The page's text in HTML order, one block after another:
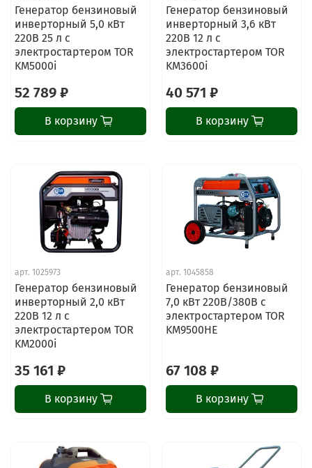
Генератор бензиновый
инверторный 5,0 кВт
220В 25 л с
электростартером TOR
KM5000i
52 789 ₽
В корзину
Генератор бензиновый
инверторный 3,6 кВт
220В 12 л с
электростартером TOR
KM3600i
40 571 ₽
В корзину
арт. 1025973
Генератор бензиновый
инверторный 2,0 кВт
220В 12 л с
электростартером TOR
KM2000i
35 161 ₽
В корзину
арт. 1045858
Генератор бензиновый
7,0 кВт 220В/380В с
электростартером TOR
KM9500HE
67 108 ₽
В корзину